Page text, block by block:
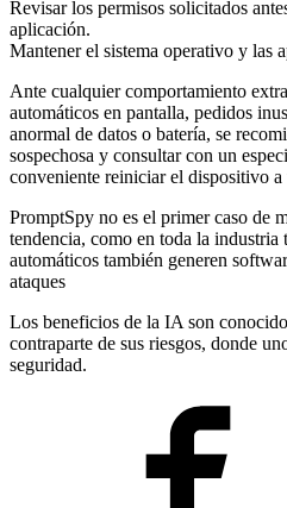
Revisar los permisos solicitados
aplicación.
Mantener el sistema operativo y las
Ante cualquier comportamiento
automáticos en pantalla, pedidos
anormal de datos o batería, se
sospechosa y consultar con un
conveniente reiniciar el dispositivo a
PromptSpy no es el primer caso de
tendencia, como en toda la industria
automáticos también generen
ataques
Los beneficios de la IA son
contraparte de sus riesgos, donde
seguridad.